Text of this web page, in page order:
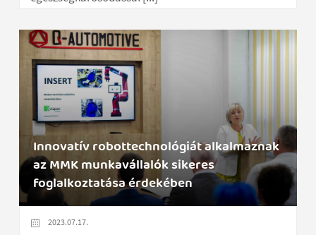
Innovatív robottechnológiát alkalmaznak
az MMK munkavállalók sikeres
foglalkoztatása érdekében
2023.07.17.